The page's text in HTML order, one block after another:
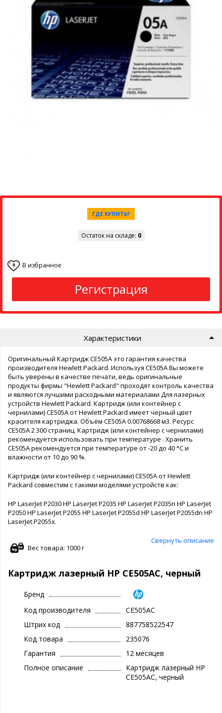
ГДЕ КУПИТЬ?
Остаток на складе: 0
0 В избранное
Регистрация
Характеристики
Оригинальный Картридж CE505A это гарантия качества
производителя Hewlett Packard. Используя CE505A Вы можете
быть уверены в качестве печати, ведь оригинальные
продукты фирмы "Hewlett Packard" проходят контроль качества
и являются лучшими расходными материалами Для лазерных
устройств Hewlett Packard. Картридж (или контейнер с
чернилами) CE505A от Hewlett Packard имеет черный цвет
красителя картриджа. Объём CE505A 0.00768668 м3. Ресурс
CE505A 2 300 страниц. Картридж (или контейнер с чернилами)
рекомендуется использовать при температуре . Хранить
CE505A рекомендуется при температуре от -20 до 40 °C и
влажности от 10 до 90 %.
Картридж (или контейнер с чернилами) CE505A от Hewlett
Packard совместим с такими моделями устройств как:
HP LaserJet P2030 HP LaserJet P2035 HP LaserJet P2035n HP LaserJet
P2050 HP LaserJet P2055 HP LaserJet P2055d HP LaserJet P2055dn HP
LaserJet P2055x.
Свернуть описание
Вес товара: 1000 г
Картридж лазерный HP CE505AC, черный
Бренд
Код производителя
CE505AC
Штрих код
887758522547
Код товара
235076
Гарантия
12 месяцев
Полное описание
Картридж лазерный HP
CE505AC, черный